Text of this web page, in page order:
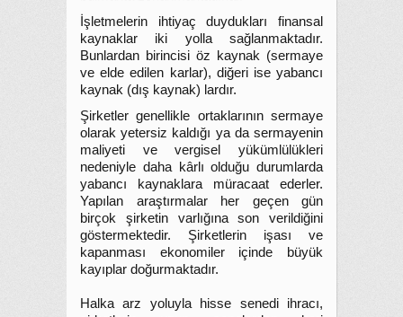
İşletmelerin ihtiyaç duydukları finansal
kaynaklar iki yolla sağlanmaktadır.
Bunlardan birincisi öz kaynak (sermaye
ve elde edilen karlar), diğeri ise yabancı
kaynak (dış kaynak) lardır.
Şirketler genellikle ortaklarının sermaye
olarak yetersiz kaldığı ya da sermayenin
maliyeti ve vergisel yükümlülükleri
nedeniyle daha kârlı olduğu durumlarda
yabancı kaynaklara müracaat ederler.
Yapılan araştırmalar her geçen gün
birçok şirketin varlığına son verildiğini
göstermektedir. Şirketlerin işası ve
kapanması ekonomiler içinde büyük
kayıplar doğurmaktadır.
Halka arz yoluyla hisse senedi ihracı,